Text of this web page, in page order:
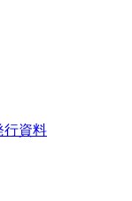
行資料